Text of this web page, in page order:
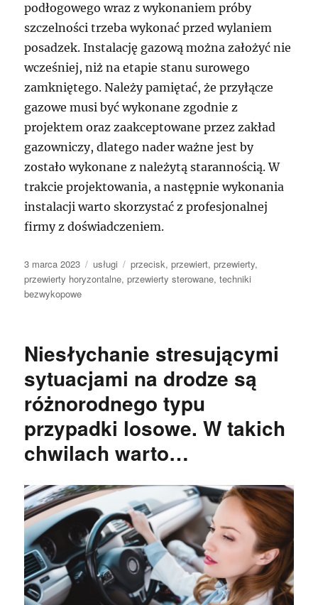
podłogowego wraz z wykonaniem próby
szczelności trzeba wykonać przed wylaniem
posadzek. Instalację gazową można założyć nie
wcześniej, niż na etapie stanu surowego
zamkniętego. Należy pamiętać, że przyłącze
gazowe musi być wykonane zgodnie z
projektem oraz zaakceptowane przez zakład
gazowniczy, dlatego nader ważne jest by
zostało wykonane z należytą starannością. W
trakcie projektowania, a następnie wykonania
instalacji warto skorzystać z profesjonalnej
firmy z doświadczeniem.
Data
publikacji
3 marca 2023 Kategorie
usługi Tagi
przecisk,przewiert,przewierty,
przewierty horyzontalne,przewierty sterowane,techniki
bezwykopowe
Niesłychanie stresującymi
sytuacjami na drodze są
różnorodnego typu
przypadki losowe. W takich
chwilach warto…